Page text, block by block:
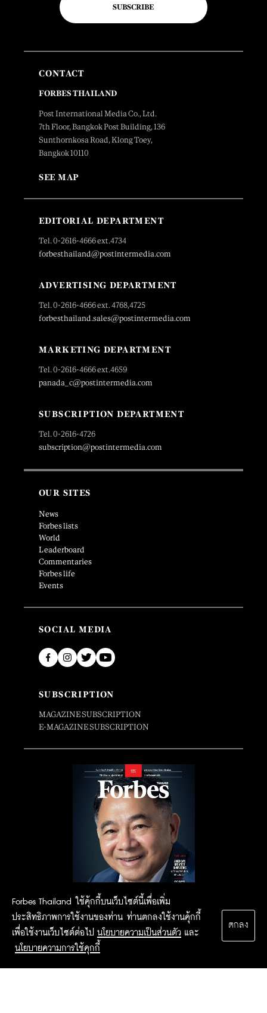
Forbes Thailand ใช้คุ้กกี้บนเว็บไซต์นี้เพื่อเพิ่ม
ประสิทธิภาพการใช้งานของท่าน ท่านตกลงใช้งานคุ้กกี้
เพื่อใช้งานเว็บไซต์ต่อไป นโยบายความเป็นส่วนตัว และ
นโยบายความการใช้คุกกี้
ตกลง
SUBSCRIBE
CONTACT
FORBES THAILAND
Post International Media Co., Ltd.
7th Floor, Bangkok Post Building, 136
Sunthornkosa Road, Klong Toey,
Bangkok 10110
SEE MAP
EDITORIAL DEPARTMENT
Tel. 0-2616-4666 ext.4734
forbesthailand@postintermedia.com
ADVERTISING DEPARTMENT
Tel. 0-2616-4666 ext. 4768,4725
forbesthailand.sales@postintermedia.com
MARKETING DEPARTMENT
Tel. 0-2616-4666 ext.4659
panada_c@postintermedia.com
SUBSCRIPTION DEPARTMENT
Tel. 0-2616-4726
subscription@postintermedia.com
OUR SITES
News
Forbes lists
World
Leaderboard
Commentaries
Forbes life
Events
SOCIAL MEDIA
SUBSCRIPTION
MAGAZINE SUBSCRIPTION
E-MAGAZINE SUBSCRIPTION
2015 Forbesthailand.com ALL RIGHTS RESERVED